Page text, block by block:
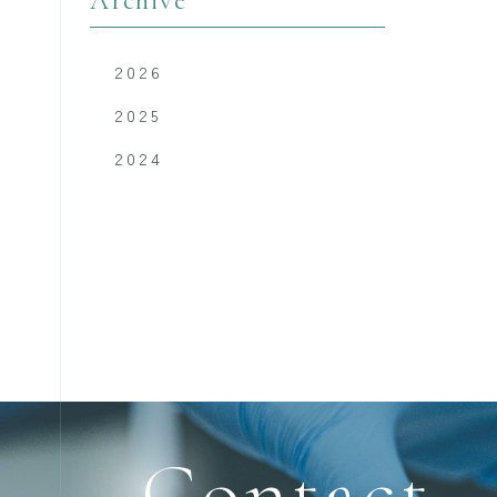
2026
2025
2024